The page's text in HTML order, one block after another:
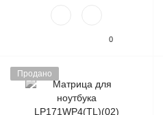
0
Продано